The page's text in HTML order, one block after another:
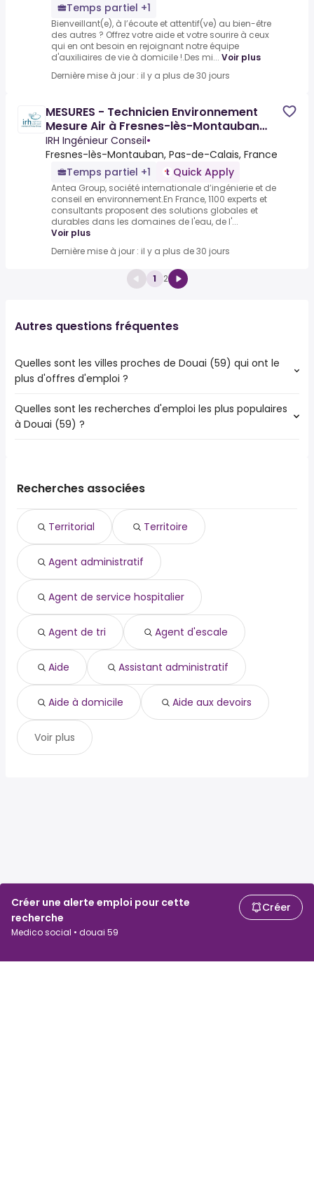
Créer une alerte emploi pour cette
recherche
Medico social • douai 59
Créer
Temps partiel +1
Bienveillant(e), à l’écoute et attentif(ve) au bien-être
des autres ? Offrez votre aide et votre sourire à ceux
qui en ont besoin en rejoignant notre équipe
d'auxiliaires de vie à domicile !.Des mi... Voir plus
Dernière mise à jour : il y a plus de 30 jours
MESURES - Technicien Environnement
Mesure Air à Fresnes-lès-Montauban
(62) - (F/H) - ANT146
IRH Ingénieur Conseil•
Fresnes-lès-Montauban, Pas-de-Calais, France
Temps partiel +1
Quick Apply
Antea Group, société internationale d’ingénierie et de
conseil en environnement.En France, 1100 experts et
consultants proposent des solutions globales et
durables dans les domaines de l'eau, de l'...
Voir plus
Dernière mise à jour : il y a plus de 30 jours
1 2
Autres questions fréquentes
Quelles sont les villes proches de Douai (59) qui ont le
plus d'offres d'emploi ?
Les 10 villes proches de Douai (59) qui ont le plus d'offres
d'emploi sont :
Somain
Oignies
Montigny-en-Gohelle
Aniche
Rouvroy
Quelles sont les recherches d'emploi les plus populaires
à Douai (59) ?
territorial
agent administratif
agent de service hospitalier
agent de tri
agent d'escale
aide
assistant administratif
aide aux devoirs
Recherches associées
Territorial Territoire
Agent administratif
Agent de service hospitalier
Agent de tri Agent d'escale
Aide Assistant administratif
Aide à domicile Aide aux devoirs
Voir plus